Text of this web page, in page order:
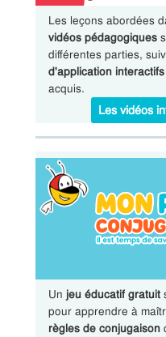
Les leçons abordées
vidéos pédagogiques
différentes parties,
d'application interactifs
acquis.
Les vidéos
Un jeu éducatif gratuit
pour apprendre à
règles de conjugaison